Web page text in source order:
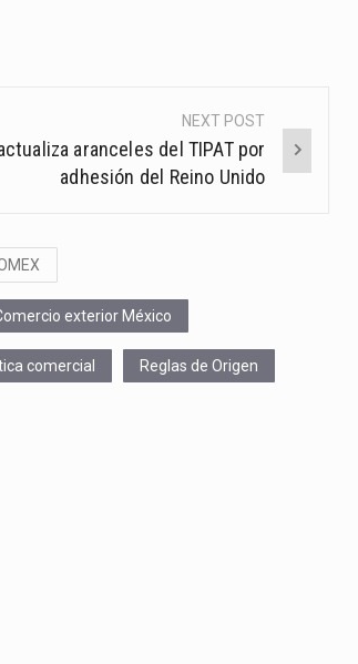
NEXT POST
aranceles del TIPAT por
adhesión del Reino Unido
exterior México
comercial Reglas de Origen